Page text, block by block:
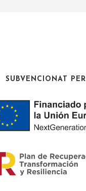
SUBVENCIONAT PER